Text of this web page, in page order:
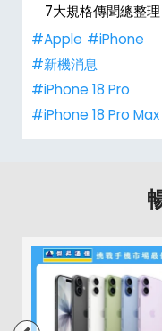
7大規格傳聞總整理
#Apple #iPhone
#新機消息
#iPhone 18 Pro
#iPhone 18 Pro Max